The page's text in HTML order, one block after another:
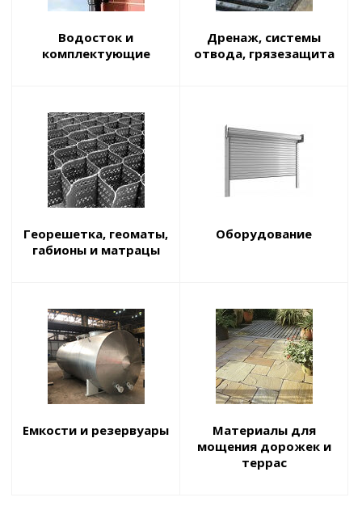
Водосток и
комплектующие
Дренаж, системы
отвода, грязезащита
Георешетка, геоматы,
габионы и матрацы
Оборудование
Емкости и резервуары
Материалы для
мощения дорожек и
террас